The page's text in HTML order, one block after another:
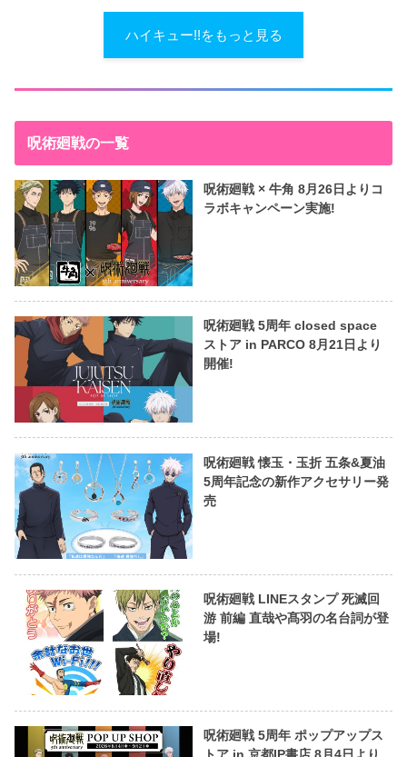
ハイキュー!!をもっと見る
呪術廻戦の一覧
呪術廻戦 × 牛角 8月26日よりコ
ラボキャンペーン実施!
呪術廻戦 5周年 closed space
ストア in PARCO 8月21日より
開催!
呪術廻戦 懐玉・玉折 五条&夏油
5周年記念の新作アクセサリー発
売
呪術廻戦 LINEスタンプ 死滅回
游 前編 直哉や髙羽の名台詞が登
場!
呪術廻戦 5周年 ポップアップス